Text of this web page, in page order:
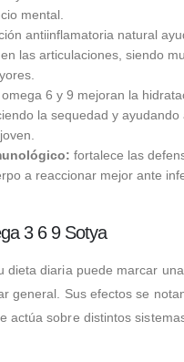
mental.
antiinflamatoria natural
las articulaciones, siendo
omega 6 y 9 mejoran la
la sequedad y ayudando
fortalece las
a reaccionar mejor ante
3 6 9 Sotya
dieta diaria puede marcar
general. Sus efectos se
actúa sobre distintos